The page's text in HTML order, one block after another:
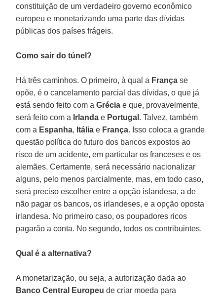
constituição de um verdadeiro governo econômico
europeu e monetarizando uma parte das dívidas
públicas dos países frágeis.
Como sair do túnel?
Há três caminhos. O primeiro, à qual a Françase
opõe, é o cancelamento parcial das dívidas, o que já
está sendo feito com aGréciae que, provavelmente,
será feito com a Irlandae Portugal . Talvez, também
com a Espanha, Itáliae França. Isso coloca a grande
questão política do futuro dos bancos expostos ao
risco de um acidente, em particular os franceses e os
alemães. Certamente, será necessário nacionalizar
alguns, pelo menos parcialmente, mas, em todo caso,
será preciso escolher entre a opção islandesa, a de
não pagar os bancos, os irlandeses, e a opção oposta
irlandesa. No primeiro caso, os poupadores ricos
pagarão a conta. No segundo, todos os contribuintes.
Qual é a alternativa?
A monetarização, ou seja, a autorização dada ao
Banco Central Europeude criar moeda para